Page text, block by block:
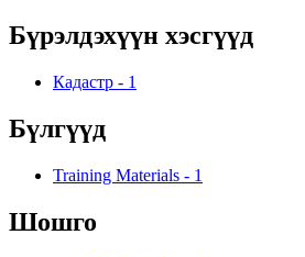
Бүрэлдэхүүн хэсгүүд
Кадастр - 1
Бүлгүүд
Training Materials - 1
Шошго